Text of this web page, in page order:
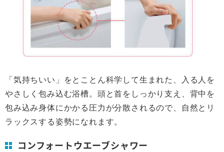
「気持ちいい」をとことん科学して生まれた、入る人を
やさしく包み込む浴槽。頭と首をしっかり支え、背中を
包み込み身体にかかる圧力が分散されるので、自然とリ
ラックスする姿勢になれます。
コンフォートウエーブシャワー